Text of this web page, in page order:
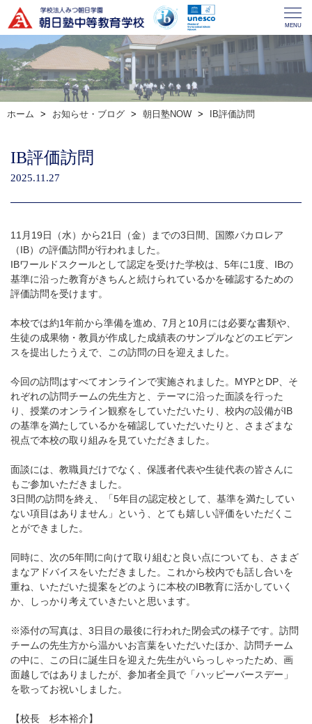
MENU
ホーム お知らせ・ブログ 朝日塾NOW IB評価訪問
IB評価訪問
2025.11.27
11月19日（水）から21日（金）までの3日間、国際バカロレア
（IB）の評価訪問が行われました。
IBワールドスクールとして認定を受けた学校は、5年に1度、IBの
基準に沿った教育がきちんと続けられているかを確認するための
評価訪問を受けます。
本校では約1年前から準備を進め、7月と10月には必要な書類や、
生徒の成果物・教員が作成した成績表のサンプルなどのエビデン
スを提出したうえで、この訪問の日を迎えました。
今回の訪問はすべてオンラインで実施されました。MYPとDP、そ
れぞれの訪問チームの先生方と、テーマに沿った面談を行った
り、授業のオンライン観察をしていただいたり、校内の設備がIB
の基準を満たしているかを確認していただいたりと、さまざまな
視点で本校の取り組みを見ていただきました。
面談には、教職員だけでなく、保護者代表や生徒代表の皆さんに
もご参加いただきました。
3日間の訪問を終え、「5年目の認定校として、基準を満たしてい
ない項目はありません」という、とても嬉しい評価をいただくこ
とができました。
同時に、次の5年間に向けて取り組むと良い点についても、さまざ
まなアドバイスをいただきました。これから校内でも話し合いを
重ね、いただいた提案をどのように本校のIB教育に活かしていく
か、しっかり考えていきたいと思います。
※添付の写真は、3日目の最後に行われた閉会式の様子です。訪問
チームの先生方から温かいお言葉をいただいたほか、訪問チーム
の中に、この日に誕生日を迎えた先生がいらっしゃったため、画
面越しではありましたが、参加者全員で「ハッピーバースデー」
を歌ってお祝いしました。
【校長 杉本裕介】